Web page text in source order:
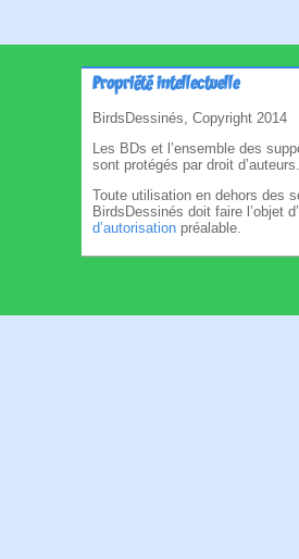
Propriété intellectuelle
BirdsDessinés, Copyright 2014
Les BDs et l’ensemble des
sont protégés par droit d’auteurs.
Toute utilisation en dehors des
BirdsDessinés doit faire l’objet
d’autorisation préalable.